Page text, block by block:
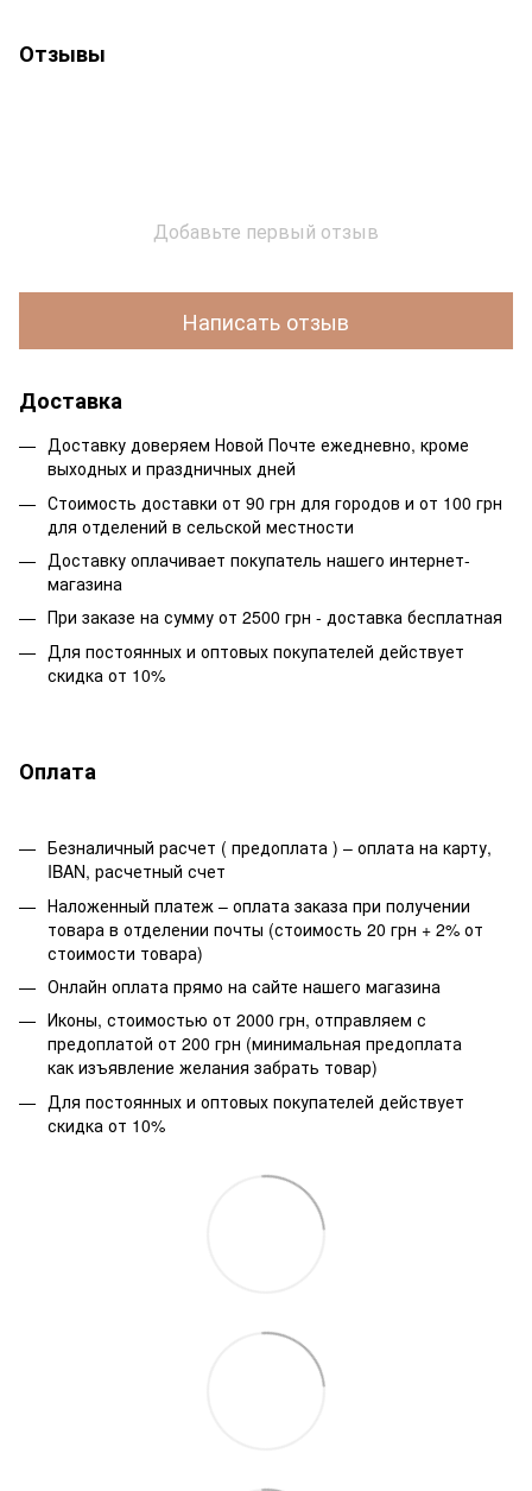
Отзывы
Добавьте первый отзыв
Написать отзыв
Доставка
Доставку доверяем Новой Почте ежедневно, кроме
выходных и праздничных дней
Стоимость доставки от 90 грн для городов и от 100 грн
для отделений в сельской местности
Доставку оплачивает покупатель нашего интернет-
магазина
При заказе на сумму от 2500 грн - доставка бесплатная
Для постоянных и оптовых покупателей действует
скидка от 10%
Оплата
Безналичный расчет ( предоплата ) – оплата на карту,
IBAN, расчетный счет
Наложенный платеж – оплата заказа при получении
товара в отделении почты (стоимость 20 грн + 2% от
стоимости товара)
Онлайн оплата прямо на сайте нашего магазина
Иконы, стоимостью от 2000 грн, отправляем с
предоплатой от 200 грн (минимальная предоплата
как изъявление желания забрать товар)
Для постоянных и оптовых покупателей действует
скидка от 10%